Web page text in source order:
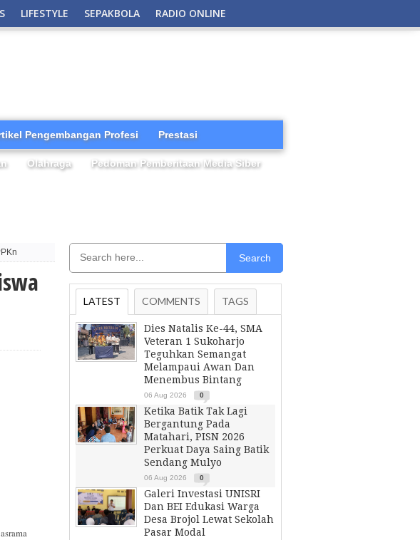
LIFESTYLE SEPAKBOLA RADIO ONLINE
Pengembangan Profesi Prestasi
Olahraga Pedoman Pemberitaan Media Siber
Search
LATEST COMMENTS TAGS
Dies Natalis Ke-44, SMA
Veteran 1 Sukoharjo
Teguhkan Semangat
Melampaui Awan Dan
Menembus Bintang
06 Aug 2026 0
Ketika Batik Tak Lagi
Bergantung Pada
Matahari, PISN 2026
Perkuat Daya Saing Batik
Sendang Mulyo
06 Aug 2026 0
Galeri Investasi UNISRI
Dan BEI Edukasi Warga
Desa Brojol Lewat Sekolah
Pasar Modal